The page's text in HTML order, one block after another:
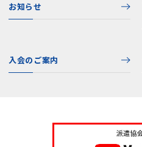
お知らせ
入会のご案内